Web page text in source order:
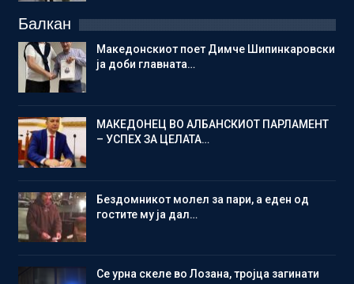
Балкан
Македонскиот поет Димче Шипинкаровски
ја доби главната…
МАКЕДОНЕЦ ВО АЛБАНСКИОТ ПАРЛАМЕНТ
– УСПЕХ ЗА ЦЕЛАТА…
Бездомникот молел за пари, а еден од
гостите му ја дал…
Се урна скеле во Лозана, тројца загинати